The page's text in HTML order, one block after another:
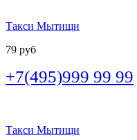
Такси Мытищи
79 руб
+7(495)999 99 99
Такси Мытищи